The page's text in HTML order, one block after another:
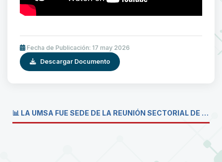
Fecha de Publicación: 17 may 2026
Descargar Documento
📊 LA UMSA FUE SEDE DE LA REUNIÓN SECTORIAL DE CARRERAS DE ECONOMÍA DEL SISTEMA DE LA UNIVERSIDAD BOLIVIANA💼